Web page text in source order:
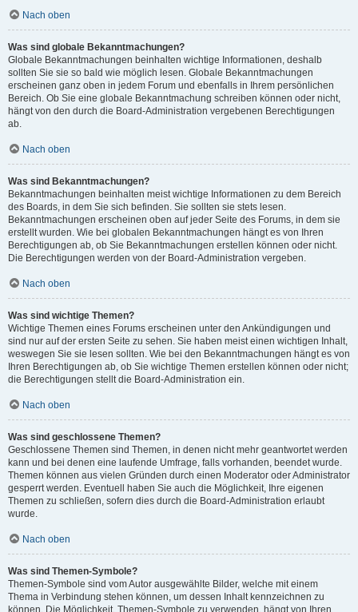
Nach oben
Was sind globale Bekanntmachungen?
Globale Bekanntmachungen beinhalten wichtige Informationen, deshalb
sollten Sie sie so bald wie möglich lesen. Globale Bekanntmachungen
erscheinen ganz oben in jedem Forum und ebenfalls in Ihrem persönlichen
Bereich. Ob Sie eine globale Bekanntmachung schreiben können oder nicht,
hängt von den durch die Board-Administration vergebenen Berechtigungen
ab.
Nach oben
Was sind Bekanntmachungen?
Bekanntmachungen beinhalten meist wichtige Informationen zu dem Bereich
des Boards, in dem Sie sich befinden. Sie sollten sie stets lesen.
Bekanntmachungen erscheinen oben auf jeder Seite des Forums, in dem sie
erstellt wurden. Wie bei globalen Bekanntmachungen hängt es von Ihren
Berechtigungen ab, ob Sie Bekanntmachungen erstellen können oder nicht.
Die Berechtigungen werden von der Board-Administration vergeben.
Nach oben
Was sind wichtige Themen?
Wichtige Themen eines Forums erscheinen unter den Ankündigungen und
sind nur auf der ersten Seite zu sehen. Sie haben meist einen wichtigen Inhalt,
weswegen Sie sie lesen sollten. Wie bei den Bekanntmachungen hängt es von
Ihren Berechtigungen ab, ob Sie wichtige Themen erstellen können oder nicht;
die Berechtigungen stellt die Board-Administration ein.
Nach oben
Was sind geschlossene Themen?
Geschlossene Themen sind Themen, in denen nicht mehr geantwortet werden
kann und bei denen eine laufende Umfrage, falls vorhanden, beendet wurde.
Themen können aus vielen Gründen durch einen Moderator oder Administrator
gesperrt werden. Eventuell haben Sie auch die Möglichkeit, Ihre eigenen
Themen zu schließen, sofern dies durch die Board-Administration erlaubt
wurde.
Nach oben
Was sind Themen-Symbole?
Themen-Symbole sind vom Autor ausgewählte Bilder, welche mit einem
Thema in Verbindung stehen können, um dessen Inhalt kennzeichnen zu
können. Die Möglichkeit, Themen-Symbole zu verwenden, hängt von Ihren